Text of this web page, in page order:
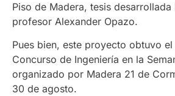
Piso de Madera, tesis
profesor Alexander Opazo.
Pues bien, este proyecto obtuvo
Concurso de Ingeniería en la
organizado por Madera 21 de
30 de agosto.